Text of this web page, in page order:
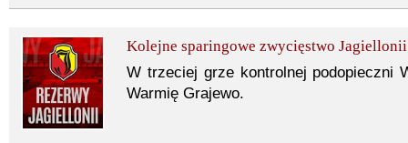
Kolejne sparingowe zwycięstwo
W trzeciej grze kontrolnej podopieczni
Warmię Grajewo.